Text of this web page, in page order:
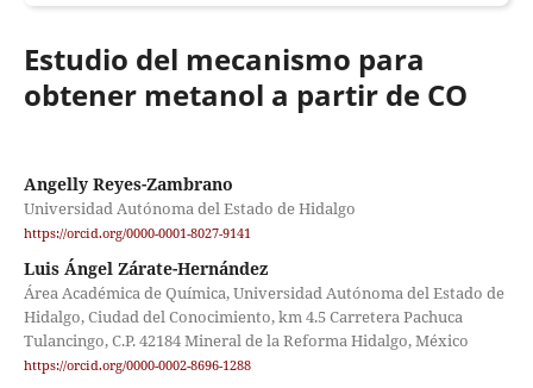
Estudio del mecanismo para
obtener metanol a partir de CO
Angelly Reyes-Zambrano
Universidad Autónoma del Estado de Hidalgo
https://orcid.org/0000-0001-8027-9141
Luis Ángel Zárate-Hernández
Área Académica de Química, Universidad Autónoma del Estado de
Hidalgo, Ciudad del Conocimiento, km 4.5 Carretera Pachuca
Tulancingo, C.P. 42184 Mineral de la Reforma Hidalgo, México
https://orcid.org/0000-0002-8696-1288